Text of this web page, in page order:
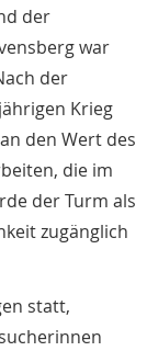
der
war
der
Krieg
den Wert des
die im
der Turm als
zugänglich
statt,